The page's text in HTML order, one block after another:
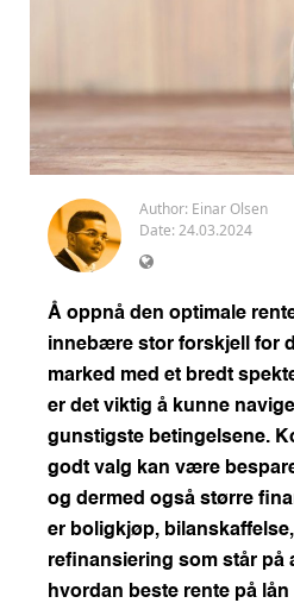
Author: Einar Olsen
Date: 24.03.2024
Å oppnå den optimale
innebære stor forskjell for
marked med et bredt
er det viktig å kunne
gunstigste betingelsene.
godt valg kan være
og dermed også større
er boligkjøp,
refinansiering som står på
hvordan beste rente på